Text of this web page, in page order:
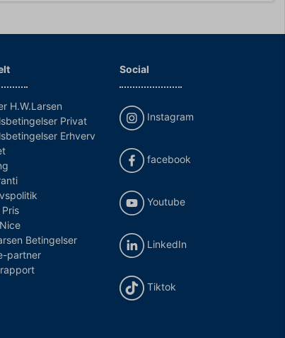
H.W.Larsen
Privat
Erhverv
Betingelser
partner
Social
Instagram
facebook
Youtube
LinkedIn
Tiktok